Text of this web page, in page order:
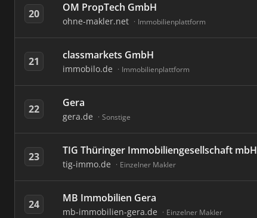
20 OM PropTech GmbH
ohne-makler.net Immobilienplattform
21 classmarkets GmbH
immobilo.de Immobilienplattform
22 Gera
gera.de Sonstige
23 TIG Thüringer Immobiliengesellschaft mbH
tig-immo.de Einzelner Makler
24 MB Immobilien Gera
mb-immobilien-gera.de Einzelner Makler